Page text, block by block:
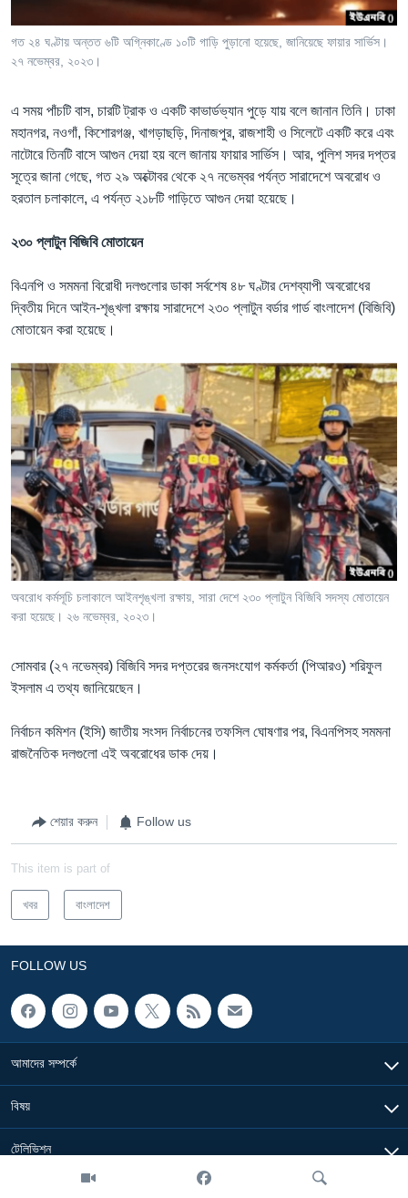
গত ২৪ ঘণ্টায় অন্তত ৬টি অগ্নিকাণ্ডে ১০টি গাড়ি পুড়ানো হয়েছে, জানিয়েছে ফায়ার সার্ভিস।
২৭ নভেম্বর, ২০২৩।
এ সময় পাঁচটি বাস, চারটি ট্রাক ও একটি কাভার্ডভ্যান পুড়ে যায় বলে জানান তিনি। ঢাকা
মহানগর, নওগাঁ, কিশোরগঞ্জ, খাগড়াছড়ি, দিনাজপুর, রাজশাহী ও সিলেটে একটি করে এবং
নাটোরে তিনটি বাসে আগুন দেয়া হয় বলে জানায় ফায়ার সার্ভিস। আর, পুলিশ সদর দপ্তর
সূত্রে জানা গেছে, গত ২৯ অক্টোবর থেকে ২৭ নভেম্বর পর্যন্ত সারাদেশে অবরোধ ও
হরতাল চলাকালে, এ পর্যন্ত ২১৮টি গাড়িতে আগুন দেয়া হয়েছে।
২৩০ প্লাটুন বিজিবি মোতায়েন
বিএনপি ও সমমনা বিরোধী দলগুলোর ডাকা সর্বশেষ ৪৮ ঘণ্টার দেশব্যাপী অবরোধের
দ্বিতীয় দিনে আইন-শৃঙ্খলা রক্ষায় সারাদেশে ২৩০ প্লাটুন বর্ডার গার্ড বাংলাদেশ (বিজিবি)
মোতায়েন করা হয়েছে।
অবরোধ কর্মসূচি চলাকালে আইনশৃঙ্খলা রক্ষায়, সারা দেশে ২৩০ প্লাটুন বিজিবি সদস্য মোতায়েন
করা হয়েছে। ২৬ নভেম্বর, ২০২৩।
সোমবার (২৭ নভেম্বর) বিজিবি সদর দপ্তরের জনসংযোগ কর্মকর্তা (পিআরও) শরিফুল
ইসলাম এ তথ্য জানিয়েছেন।
নির্বাচন কমিশন (ইসি) জাতীয় সংসদ নির্বাচনের তফসিল ঘোষণার পর, বিএনপিসহ সমমনা
রাজনৈতিক দলগুলো এই অবরোধের ডাক দেয়।
শেয়ার করুন Follow us
This item is part of
খবর বাংলাদেশ
FOLLOW US
আমাদের সম্পর্কে
বিষয়
টেলিভিশন